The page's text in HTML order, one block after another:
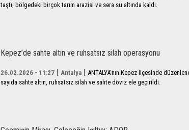
taştı, bölgedeki birçok tarım arazisi ve sera su altında kaldı.
Kepez’de sahte altın ve ruhsatsız silah operasyonu
26.02.2026 - 11:27 | Antalya | ANTALYA’nın Kepez ilçesinde
sayıda sahte altın, ruhsatsız silah ve sahte döviz ele geçirildi.